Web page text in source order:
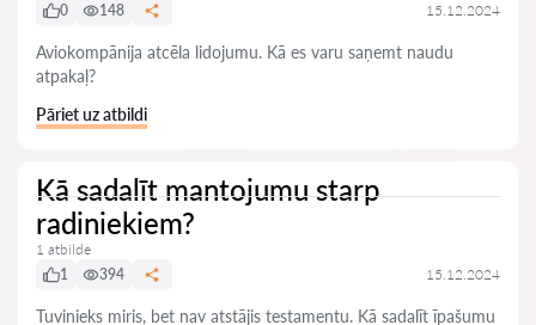
0
148 15.12.2024
Aviokompānija atcēla lidojumu. Kā es varu saņemt naudu
atpakaļ?
Pāriet uz atbildi
Kā sadalīt mantojumu starp
radiniekiem?
1 atbilde
1
394 15.12.2024
Tuvinieks miris, bet nav atstājis testamentu. Kā sadalīt īpašumu